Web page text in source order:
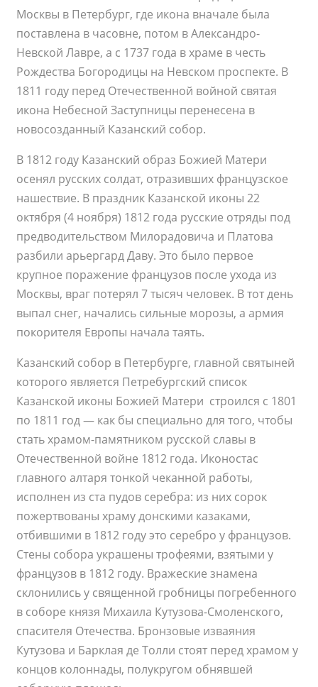
Москвы в Петербург, где икона вначале была
поставлена в часовне, потом в Александро-
Невской Лавре, а с 1737 года в храме в честь
Рождества Богородицы на Невском проспекте. В
1811 году перед Отечественной войной святая
икона Небесной Заступницы перенесена в
новосозданный Казанский собор.
В 1812 году Казанский образ Божией Матери
осенял русских солдат, отразивших французское
нашествие. В праздник Казанской иконы 22
октября (4 ноября) 1812 года русские отряды под
предводительством Милорадовича и Платова
разбили арьергард Даву. Это было первое
крупное поражение французов после ухода из
Москвы, враг потерял 7 тысяч человек. В тот день
выпал снег, начались сильные морозы, а армия
покорителя Европы начала таять.
Казанский собор в Петербурге, главной святыней
которого является Петребургский список
Казанской иконы Божией Матери строился с 1801
по 1811 год — как бы специально для того, чтобы
стать храмом-памятником русской славы в
Отечественной войне 1812 года. Иконостас
главного алтаря тонкой чеканной работы,
исполнен из ста пудов серебра: из них сорок
пожертвованы храму донскими казаками,
отбившими в 1812 году это серебро у французов.
Стены собора украшены трофеями, взятыми у
французов в 1812 году. Вражеские знамена
склонились у священной гробницы погребенного
в соборе князя Михаила Кутузова-Смоленского,
спасителя Отечества. Бронзовые изваяния
Кутузова и Барклая де Толли стоят перед храмом у
концов колоннады, полукругом обнявшей